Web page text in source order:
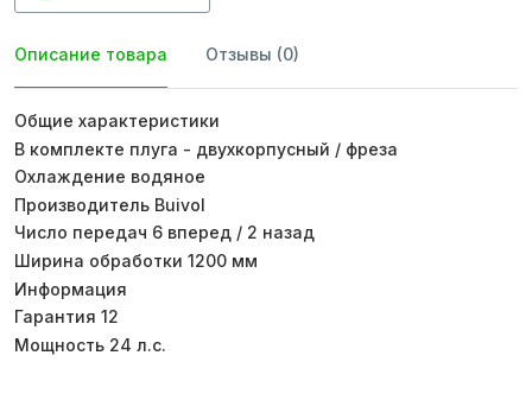
Описание товара Отзывы (0)
Общие характеристики
В комплекте плуга - двухкорпусный / фреза
Охлаждение водяное
Производитель Buivol
Число передач 6 вперед / 2 назад
Ширина обработки 1200 мм
Информация
Гарантия 12
Мощность 24 л.с.